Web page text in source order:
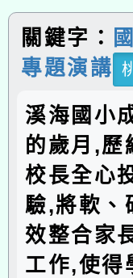
關鍵字：
專題演講
溪海國小
的歲月,
校長全心
驗,將軟、
效整合家
工作,使得